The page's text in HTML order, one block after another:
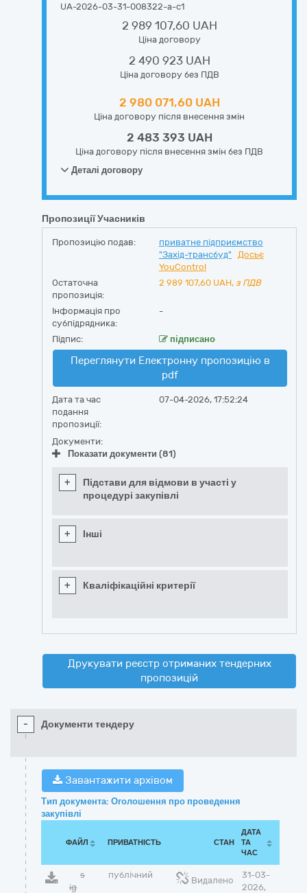
UA-2026-03-31-008322-a-c1
2 989 107,60 UAH
Ціна договору
2 490 923 UAH
Ціна договору без ПДВ
2 980 071,60 UAH
Ціна договору після внесення змін
2 483 393 UAH
Ціна договору після внесення змін без ПДВ
Деталі договору
Пропозиції Учасників
Пропозицію подав:
приватне підприємство
"Захід-трансбуд"
Досьє
YouControl
Остаточна
пропозиція:
2 989 107,60 UAH, з ПДВ
Інформація про
субпідрядника:
-
Підпис: підписано
Переглянути Електронну пропозицію в
pdf
Дата та час
подання
пропозиції:
07-04-2026, 17:52:24
Документи:
Показати документи (81)
+
Підстави для відмови в участі у
процедурі закупівлі
+ Інші
+ Кваліфікаційні критерії
Друкувати реєстр отриманих тендерних
пропозицій
- Документи тендеру
Завантажити архівом
Тип документа: Оголошення про проведення
закупівлі
ФАЙЛ ПРИВАТНІСТЬ СТАН
ДАТА
ТА
ЧАС
s
ig
публічний
Видалено
31-03-
2026,